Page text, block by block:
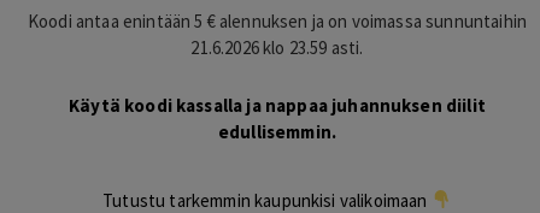
Koodi antaa enintään 5 € alennuksen ja on voimassa sunnuntaihin
21.6.2026 klo 23.59 asti.
Käytä koodi kassalla ja nappaa juhannuksen diilit
edullisemmin.
Tutustu tarkemmin kaupunkisi valikoimaan